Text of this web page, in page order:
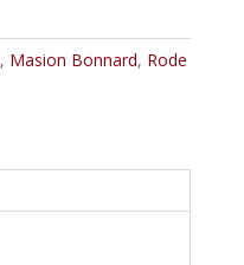
, Masion Bonnard, Rode